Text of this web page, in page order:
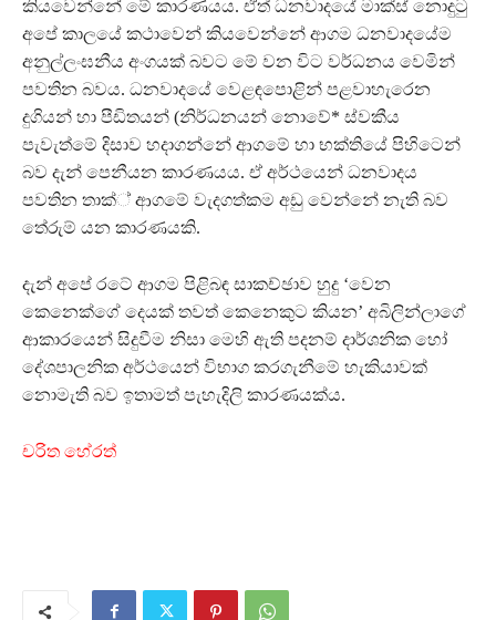
කියවෙන්නේ මේ කාරණයය. ඒත් ධනවාදයේ මාක්ස් නොදුටු
අපේ කාලයේ කථාවෙන් කියවෙන්නේ ආගම ධනවාදයේම
අනුල්ලංඝනීය අංගයක් බවට මේ වන විට වර්ධනය වෙමින්
පවතින බවය. ධනවාදයේ වෙළඳපොළින් පළවාහැරෙන
දුගියන් හා පීඩිතයන් (නිර්ධනයන් නොවේ* ස්වකීය
පැවැත්මේ දිසාව හදාගන්නේ ආගමේ හා භක්තියේ පිහිටෙන්
බව දැන් පෙනීයන කාරණයය. ඒ අර්ථයෙන් ධනවාදය
පවතින තාක්් ආගමේ වැදගත්කම අඩු වෙන්නේ නැති බව
තේරුම් යන කාරණයකි.
දැන් අපේ රටේ ආගම පිළිබඳ සාකච්ඡාව හුදු ‘වෙන
කෙනෙක්ගේ දෙයක් තවත් කෙනෙකුට කියන’ අබිලින්ලාගේ
ආකාරයෙන් සිදුවීම නිසා මෙහි ඇති පදනම් දාර්ශනික හෝ
දේශපාලනික අර්ථයෙන් විභාග කරගැනීමේ හැකියාවක්
නොමැති බව ඉතාමත් පැහැදිලි කාරණයක්ය.
චරිත හේරත්